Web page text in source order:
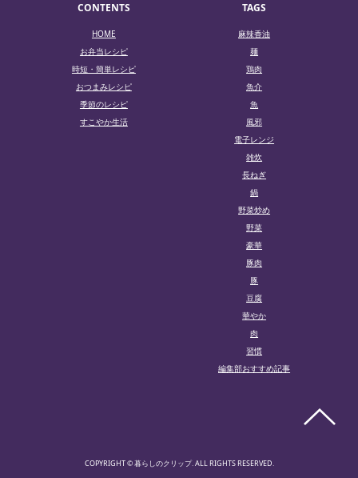
CONTENTS
HOME
お弁当レシピ
時短・簡単レシピ
おつまみレシピ
季節のレシピ
すこやか生活
TAGS
麻辣香油
麺
鶏肉
魚介
魚
風邪
電子レンジ
雑炊
長ねぎ
鍋
野菜炒め
野菜
豪華
豚肉
豚
豆腐
華やか
肉
習慣
編集部おすすめ記事
COPYRIGHT © 暮らしのクリップ. ALL RIGHTS RESERVED.